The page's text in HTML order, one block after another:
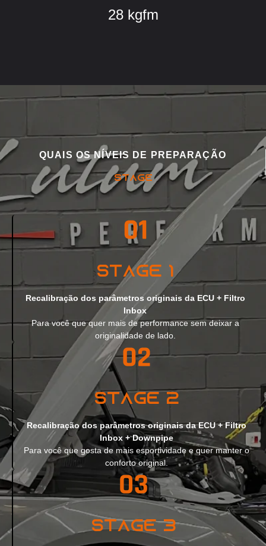
28 kgfm
QUAIS OS NÍVEIS DE PREPARAÇÃO
STAGE
Stage 1
Recalibração dos parâmetros originais da ECU + Filtro
Inbox
Para você que quer mais de performance sem deixar a
originalidade de lado.
Stage 2
Recalibração dos parâmetros originais da ECU + Filtro
Inbox + Downpipe
Para você que gosta de mais esportividade e quer manter o
conforto original.
Stage 3